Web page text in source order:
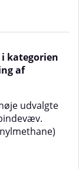
kategorien
af
udvalgte